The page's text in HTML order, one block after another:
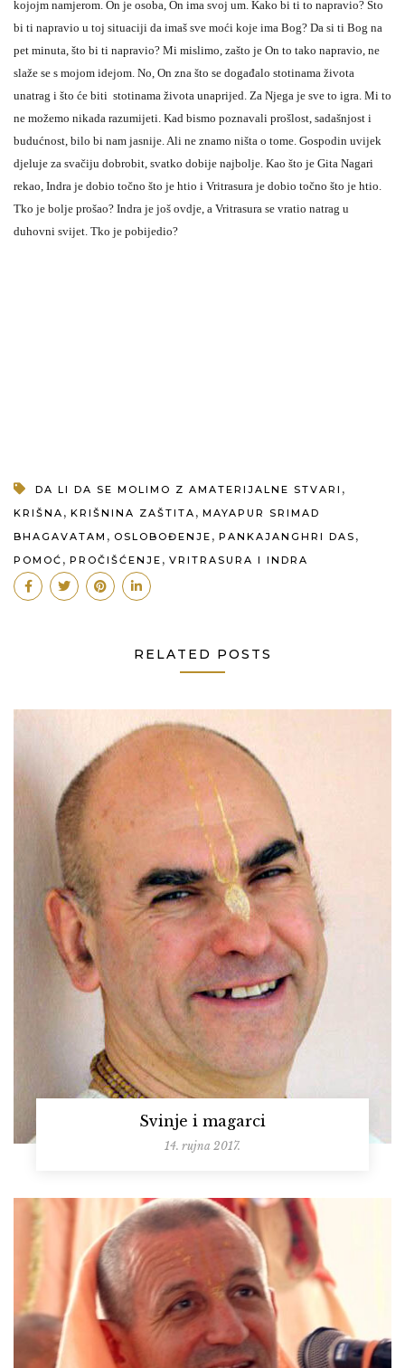
kojojm namjerom. On je osoba, On ima svoj um. Kako bi ti to napravio? Što
bi ti napravio u toj situaciji da imaš sve moći koje ima Bog? Da si ti Bog na
pet minuta, što bi ti napravio? Mi mislimo, zašto je On to tako napravio, ne
slaže se s mojom idejom. No, On zna što se događalo stotinama života
unatrag i što će biti stotinama života unaprijed. Za Njega je sve to igra. Mi to
ne možemo nikada razumijeti. Kad bismo poznavali prošlost, sadašnjost i
budućnost, bilo bi nam jasnije. Ali ne znamo ništa o tome. Gospodin uvijek
djeluje za svačiju dobrobit, svatko dobije najbolje. Kao što je Gita Nagari
rekao, Indra je dobio točno što je htio i Vritrasura je dobio točno što je htio.
Tko je bolje prošao? Indra je još ovdje, a Vritrasura se vratio natrag u
duhovni svijet. Tko je pobijedio?
DA LI DA SE MOLIMO Z AMATERIJALNE STVARI ,
KRIŠNA , KRIŠNINA ZAŠTITA , MAYAPUR SRIMAD
BHAGAVATAM , OSLOBOĐENJE , PANKAJANGHRI DAS ,
POMOĆ , PROČIŠĆENJE , VRITRASURA I INDRA
RELATED POSTS
Svinje i magarci
14. rujna 2017.